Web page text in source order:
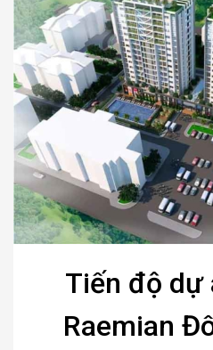
Tiến độ dự
Raemian